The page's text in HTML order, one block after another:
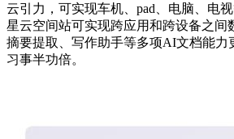
云引力，可实现车机、pad、电脑、电
星云空间站可实现跨应用和跨设备之间
摘要提取、写作助手等多项AI文档能力
习事半功倍。